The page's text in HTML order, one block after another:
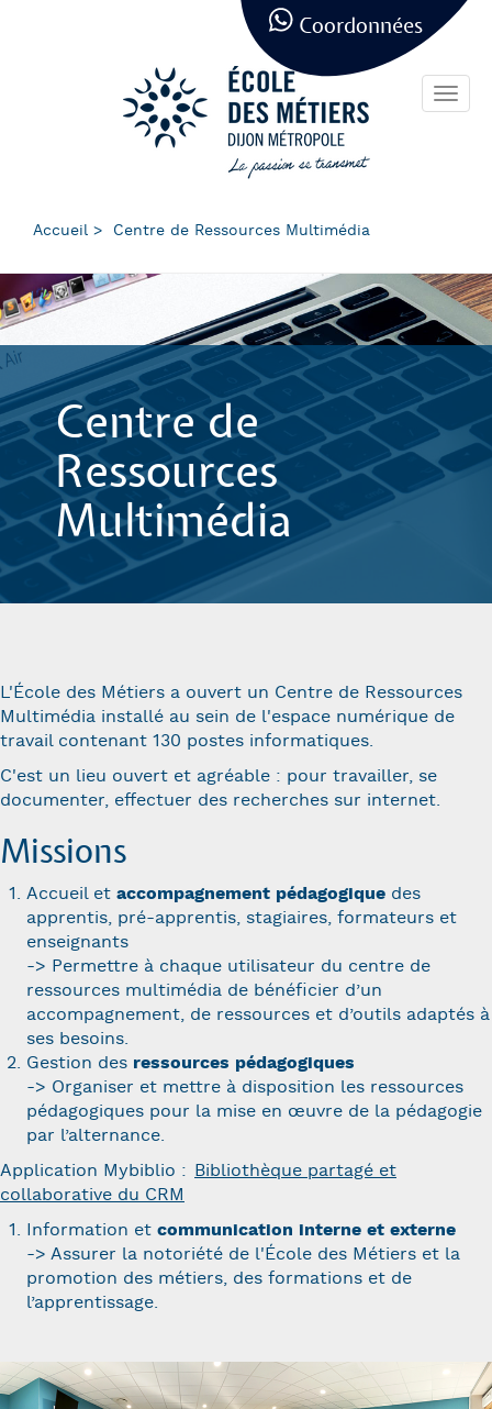
Panneau de gestion des cookies
Coordonnées
Accueil Centre de Ressources Multimédia
Centre de
Ressources
Multimédia
L'École des Métiers a ouvert un Centre de Ressources
Multimédia installé au sein de l'espace numérique de
travail contenant 130 postes informatiques.
C'est un lieu ouvert et agréable : pour travailler, se
documenter, effectuer des recherches sur internet.
Missions
Accueil et accompagnement pédagogique des
apprentis, pré-apprentis, stagiaires, formateurs et
enseignants
-> Permettre à chaque utilisateur du centre de
ressources multimédia de bénéficier d’un
accompagnement, de ressources et d’outils adaptés à
ses besoins.
Gestion des ressources pédagogiques
-> Organiser et mettre à disposition les ressources
pédagogiques pour la mise en œuvre de la pédagogie
par l’alternance.
Application Mybiblio : Bibliothèque partagé et
collaborative du CRM
Information et communication interne et externe
-> Assurer la notoriété de l'École des Métiers et la
promotion des métiers, des formations et de
l’apprentissage.